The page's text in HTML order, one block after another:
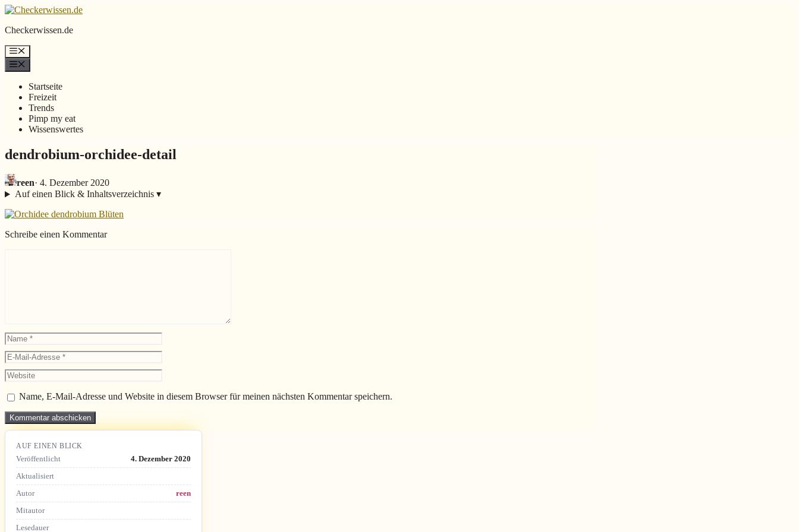
Zum
springen
Checkerwissen.de
Menü
Startseite
Freizeit
Trends
Pimp my eat
Wissenswertes
dendrobium-orchidee-detail
reen· 4. Dezember 2020
Auf einen Blick & Inhaltsverzeichnis ▾
Schreibe einen Kommentar
Name
E-
Mail-
Adresse
Website
Name, E-Mail-Adresse und Website in diesem Browser für meinen nächsten Kommentar speichern.
AUF EINEN BLICK
Veröffentlicht
4. Dezember 2020
Aktualisiert
Autor
reen
Mitautor
Lesedauer